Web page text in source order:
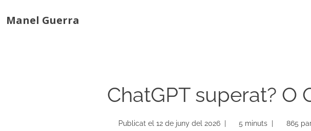
Manel Guerra
ChatGPT superat? O
Publicat el 12 de juny del 2026 | 5 minuts | 865